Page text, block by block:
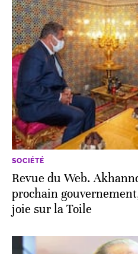
SOCIÉTÉ
Revue du Web.
prochain
joie sur la Toile